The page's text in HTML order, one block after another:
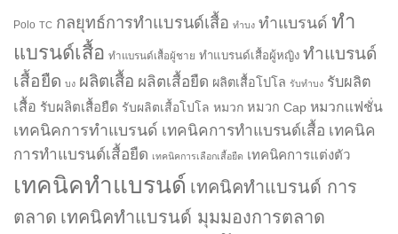
Polo TC กลยุทธ์การทำแบรนด์เสื้อ ทำบง ทำแบรนด์ ทำ
แบรนด์เสื้อ ทำแบรนด์เสื้อผู้ชาย ทำแบรนด์เสื้อผู้หญิง ทำแบรนด์
เสื้อยืด บง ผลิตเสื้อ ผลิตเสื้อยืด ผลิตเสื้อโปโล รับทำบง รับผลิต
เสื้อ รับผลิตเสื้อยืด รับผลิตเสื้อโปโล หมวก หมวก Cap หมวกแฟชั่น
เทคนิคการทำแบรนด์ เทคนิคการทำแบรนด์เสื้อ เทคนิค
การทำแบรนด์เสื้อยืด เทคนิคการเลือกเสื้อยืด เทคนิคการแต่งตัว
เทคนิคทำแบรนด์ เทคนิคทำแบรนด์ การ
ตลาด เทคนิคทำแบรนด์ มุมมองการตลาด